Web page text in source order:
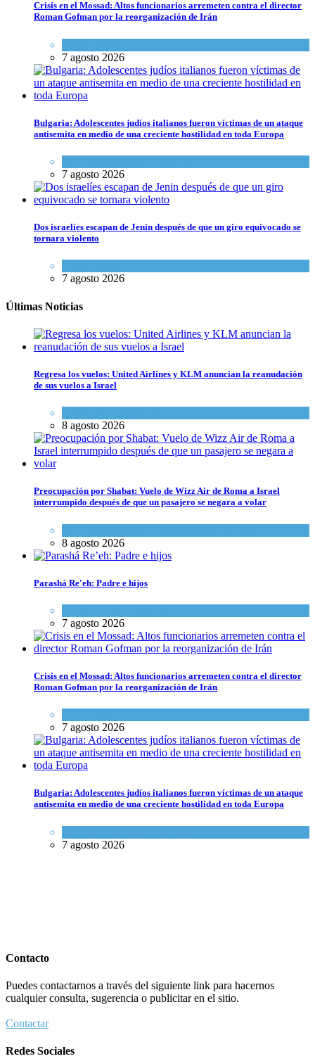
Crisis en el Mossad: Altos funcionarios arremeten contra el director
Roman Gofman por la reorganización de Irán
7 agosto 2026
Bulgaria: Adolescentes judíos italianos fueron víctimas de un ataque
antisemita en medio de una creciente hostilidad en toda Europa
7 agosto 2026
Dos israelíes escapan de Jenin después de que un giro equivocado se
tornara violento
7 agosto 2026
Últimas Noticias
Regresa los vuelos: United Airlines y KLM anuncian la reanudación
de sus vuelos a Israel
8 agosto 2026
Preocupación por Shabat: Vuelo de Wizz Air de Roma a Israel
interrumpido después de que un pasajero se negara a volar
8 agosto 2026
Parashá Re'eh: Padre e hijos
7 agosto 2026
Crisis en el Mossad: Altos funcionarios arremeten contra el director
Roman Gofman por la reorganización de Irán
7 agosto 2026
Bulgaria: Adolescentes judíos italianos fueron víctimas de un ataque
antisemita en medio de una creciente hostilidad en toda Europa
7 agosto 2026
Contacto
Puedes contactarnos a través del siguiente link para hacernos
cualquier consulta, sugerencia o publicitar en el sitio.
Contactar
Redes Sociales